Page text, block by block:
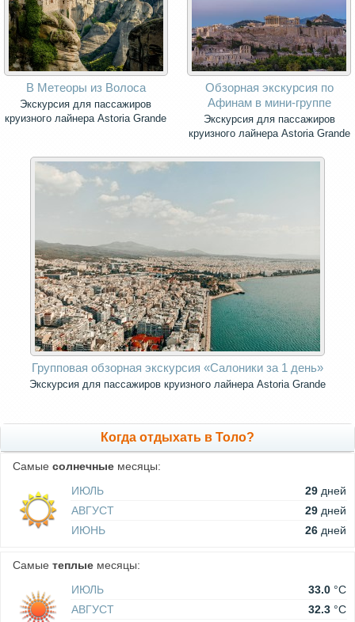
В Метеоры из Волоса
Экскурсия для пассажиров
круизного лайнера Astoria Grande
Обзорная экскурсия по
Афинам в мини-группе
Экскурсия для пассажиров
круизного лайнера Astoria Grande
Групповая обзорная экскурсия «Салоники за 1 день»
Экскурсия для пассажиров круизного лайнера Astoria Grande
Когда отдыхать в Толо?
Самые солнечные месяцы:
ИЮЛЬ
29 дней
АВГУСТ
29 дней
ИЮНЬ
26 дней
Самые теплые месяцы:
ИЮЛЬ
33.0 °C
АВГУСТ
32.3 °C